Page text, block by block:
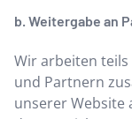
b. Weitergabe an
Wir arbeiten
und Partnern
unserer Website